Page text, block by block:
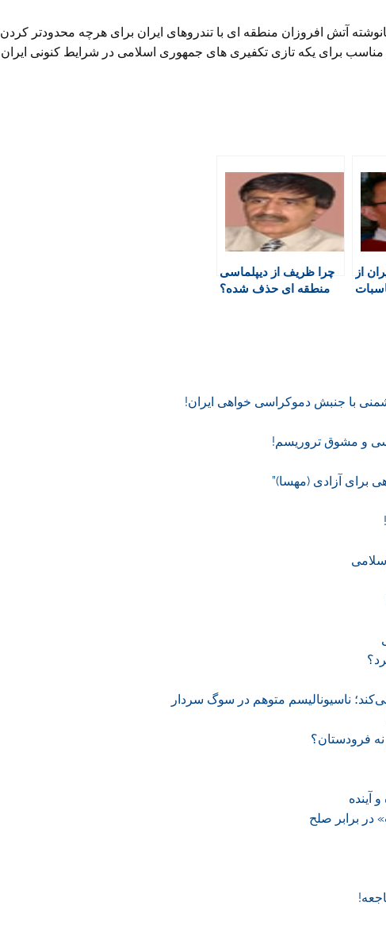
آتش افروزان منطقه ای با تندروهای ایران برای هرچه محدودتر کردن
مناسب برای یکه تازی تکفیری های جمهوری اسلامی در شرایط کنونی ایران
از
چرا ظریف از دیپلماسی
منطقه ای حذف شده؟
با جنبش دموکراسی خواهی ایران!
و مشوق تروریسم!
برای آزادی (مهسا)”
ناسیونالیسم متوهم در سوگ سردار
فرودستان؟
آینده
در برابر صلح